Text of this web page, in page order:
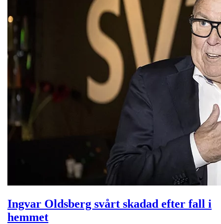
Ingvar Oldsberg svårt skadad efter fall i
hemmet